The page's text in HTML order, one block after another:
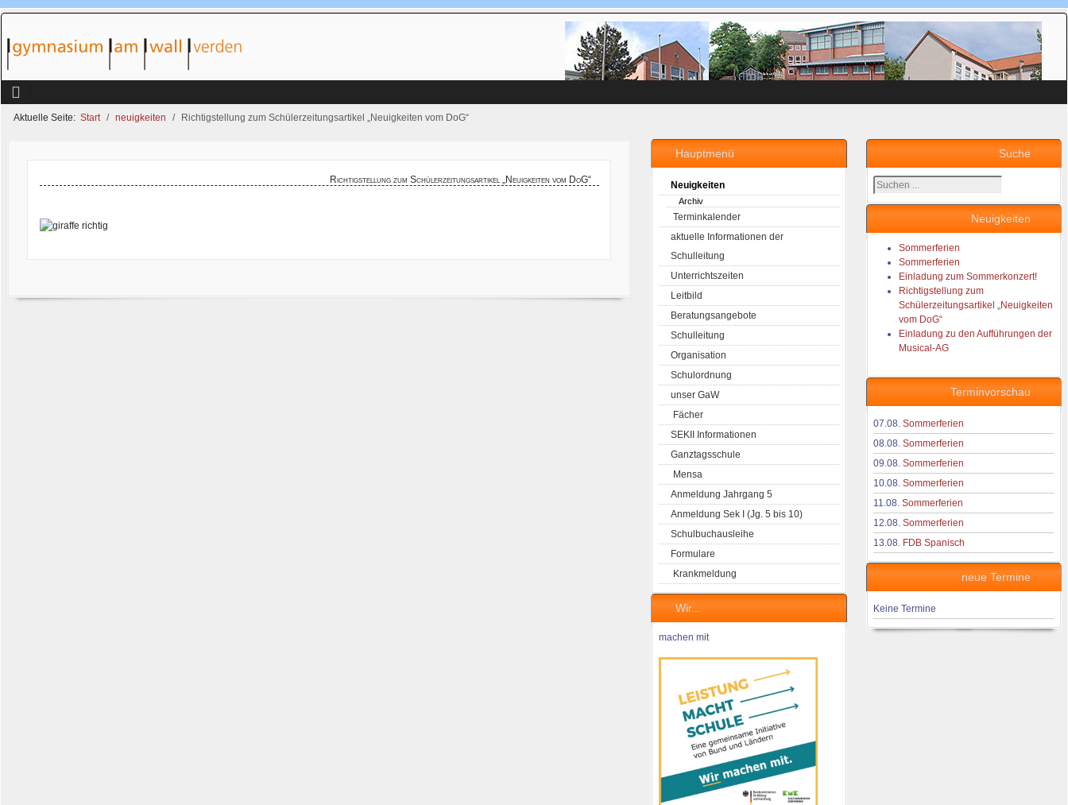
Aktuelle Seite: Start neuigkeiten Richtigstellung zum Schülerzeitungsartikel „Neuigkeiten vom DoG“
Hauptmenü
Neuigkeiten
Archiv
Terminkalender
aktuelle Informationen der
Schulleitung
Unterrichtszeiten
Leitbild
Beratungsangebote
Schulleitung
Organisation
Schulordnung
unser GaW
Fächer
SEKII Informationen
Ganztagsschule
Mensa
Anmeldung Jahrgang 5
Anmeldung Sek I (Jg. 5 bis 10)
Schulbuchausleihe
Formulare
Krankmeldung
Wir...
machen mit
Suche
Suchen
...
Neuigkeiten
Sommerferien
Sommerferien
Einladung zum Sommerkonzert!
Richtigstellung zum
Schülerzeitungsartikel „Neuigkeiten
vom DoG“
Einladung zu den Aufführungen der
Musical-AG
Terminvorschau
07.08. Sommerferien
08.08. Sommerferien
09.08. Sommerferien
10.08. Sommerferien
11.08. Sommerferien
12.08. Sommerferien
13.08. FDB Spanisch
neue Termine
Keine Termine
Richtigstellung zum Schülerzeitungsartikel „Neuigkeiten vom DoG“